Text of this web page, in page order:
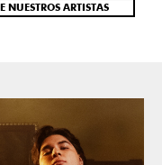
NUESTROS ARTISTAS